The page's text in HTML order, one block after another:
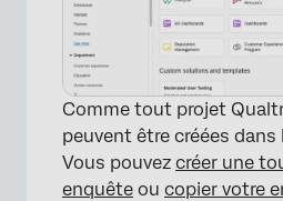
Comme tout projet
peuvent être créées dans
Vous pouvez créer une
enquête ou copier votre